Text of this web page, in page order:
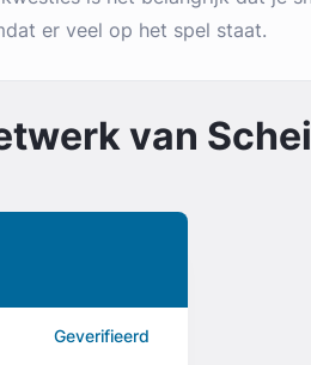
er veel op het spel staat.
van
Geverifieerd